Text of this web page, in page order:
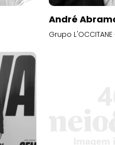
André
Grupo